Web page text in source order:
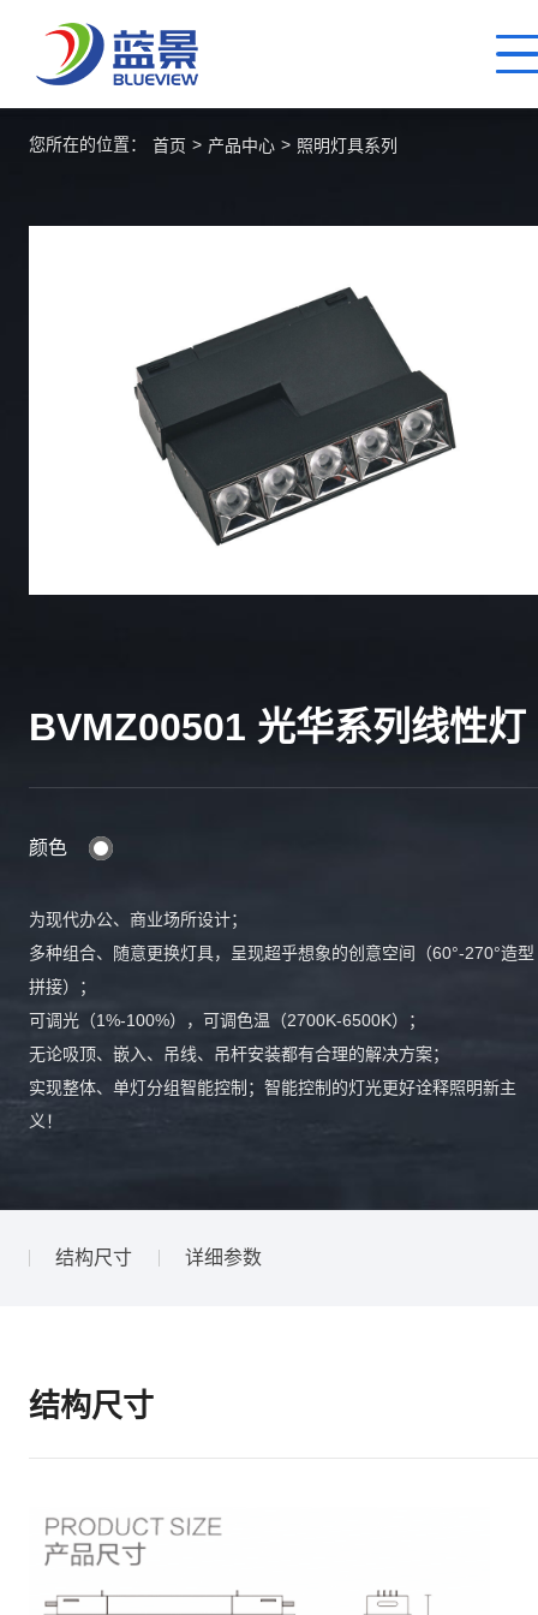
您所在的位置： 首页 > 产品中心 > 照明灯具系列
BVMZ00501 光华系列线性灯
颜色
为现代办公、商业场所设计；
多种组合、随意更换灯具，呈现超乎想象的创意空间（60°-270°造型
拼接）；
可调光（1%-100%），可调色温（2700K-6500K）；
无论吸顶、嵌入、吊线、吊杆安装都有合理的解决方案；
实现整体、单灯分组智能控制；智能控制的灯光更好诠释照明新主
义！
结构尺寸 详细参数
结构尺寸